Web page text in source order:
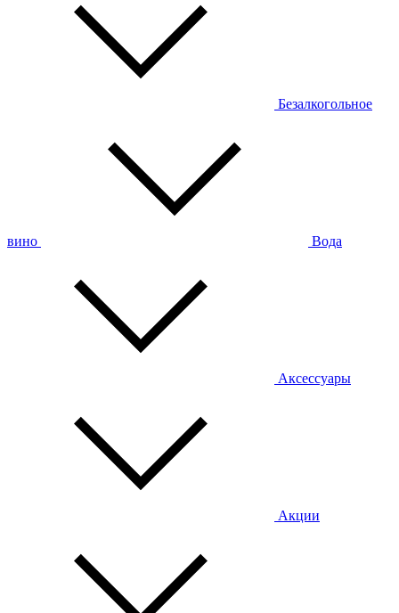
Безалкогольное
вино Вода
Аксессуары
Акции